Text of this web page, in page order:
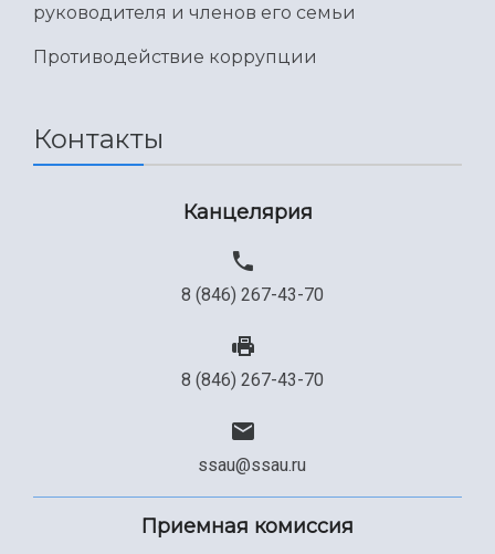
руководителя и членов его семьи
Противодействие коррупции
Контакты
Канцелярия
8 (846) 267-43-70
8 (846) 267-43-70
ssau@ssau.ru
Приемная комиссия